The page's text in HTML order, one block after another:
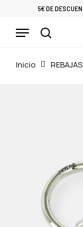
main
5€ DE
Menu Cart
Inicio REBAJAS